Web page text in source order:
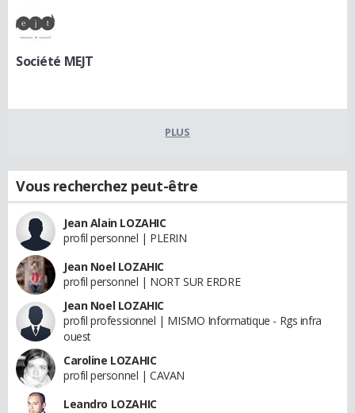
Société MEJT
PLUS
Vous recherchez peut-être
Jean Alain LOZAHIC
profil personnel | PLERIN
Jean Noel LOZAHIC
profil personnel | NORT SUR ERDRE
Jean Noel LOZAHIC
profil professionnel | MISMO Informatique - Rgs infra
ouest
Caroline LOZAHIC
profil personnel | CAVAN
Leandro LOZAHIC